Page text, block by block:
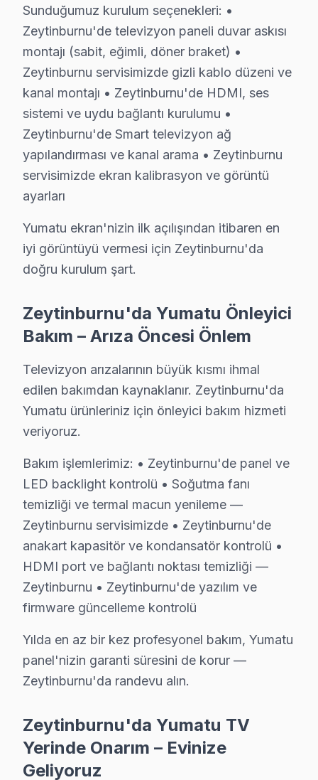
Zeytinburnu'da ve Çevresinde Yumatu TV
Yumatu ekran teknik desteğimiz Zeytinburnu
Servis ağı detayları:
• Zeytinburnu ve çevresi tam kapsama —
• Zeytinburnu'de yoğun saatlerde bile aynı gün
• Zeytinburnu'de kurumsal ve bireysel müşterilere
Zeytinburnu'da Yumatu desteği bir telefon kadar
Zeytinburnu'de Yumatu Servis Hizmetleri
Zeytinburnu bölgesinde Yumatu panel tamirinde
Yumatu LED ve LCD Panel Tamiri: Yumatu'ın
Anakart ve Güç Kartı Onarımı: BGA reballing ve
» Zeytinburnu'e ve çevre mahallelere yerinde servis
Zeytinburnu Yumatu TV Servis Garanti Belgesi - 1 Yıl Parça
Zeytinburnu Yumatu televizyon paneli
• 6 aylık işçilik güvencesi: Zeytinburnu'de Yumatu
• İmzalı Yumatu garanti belgesi: Zeytinburnu servis
• bu TV televizyon tamiri sonrası işçilik garantimiz
• Zeytinburnu Yumatu sonrası destek: Merak
Zeytinburnu Yumatu Mevsimsel Servis Verisi
Zeytinburnu'de Yumatu televizyon ünitesi servis
Marmaray ve Tramvay güzergahındaki trafik
Zeytinburnu Yumatu TV Servisi – Sık Sorulan
C: Evet, Zeytinburnu'de sabah 9-10 arası arama
S: Zeytinburnu'de servis ücreti ödenmesine nasıl
C: Zeytinburnu servisimizde arıza tespiti sonrası,
Sunduğumuz kurulum seçenekleri: •
Zeytinburnu'de televizyon paneli duvar askısı
montajı (sabit, eğimli, döner braket) •
Zeytinburnu servisimizde gizli kablo düzeni ve
kanal montajı • Zeytinburnu'de HDMI, ses
sistemi ve uydu bağlantı kurulumu •
Zeytinburnu'de Smart televizyon ağ
yapılandırması ve kanal arama • Zeytinburnu
servisimizde ekran kalibrasyon ve görüntü
ayarları
Yumatu ekran'nizin ilk açılışından itibaren en
iyi görüntüyü vermesi için Zeytinburnu'da
doğru kurulum şart.
Zeytinburnu'da Yumatu Önleyici
Bakım – Arıza Öncesi Önlem
Televizyon arızalarının büyük kısmı ihmal
edilen bakımdan kaynaklanır. Zeytinburnu'da
Yumatu ürünleriniz için önleyici bakım hizmeti
veriyoruz.
Bakım işlemlerimiz: • Zeytinburnu'de panel ve
LED backlight kontrolü • Soğutma fanı
temizliği ve termal macun yenileme —
Zeytinburnu servisimizde • Zeytinburnu'de
anakart kapasitör ve kondansatör kontrolü •
HDMI port ve bağlantı noktası temizliği —
Zeytinburnu • Zeytinburnu'de yazılım ve
firmware güncelleme kontrolü
Yılda en az bir kez profesyonel bakım, Yumatu
panel'nizin garanti süresini de korur —
Zeytinburnu'da randevu alın.
Zeytinburnu'da Yumatu TV
Yerinde Onarım – Evinize
Geliyoruz